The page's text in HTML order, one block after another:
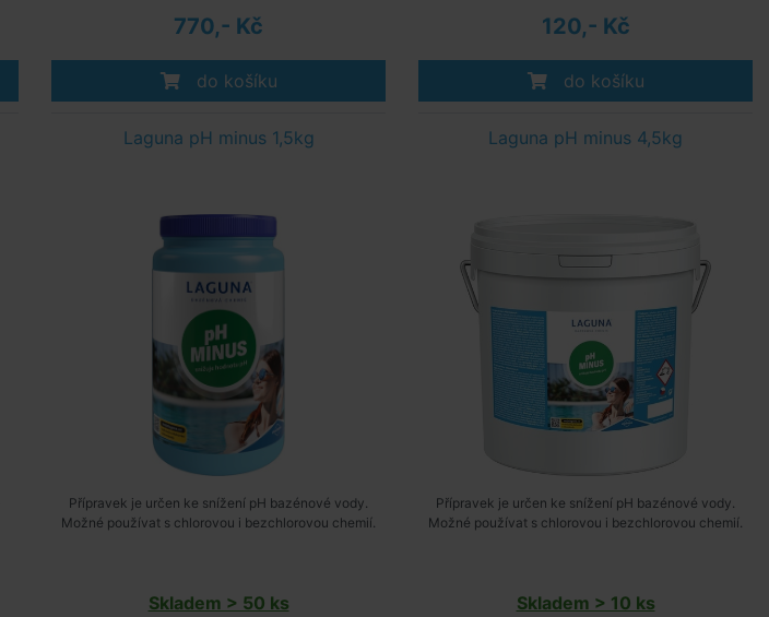
770,- Kč
do košíku
120,- Kč
do košíku
Laguna pH minus 1,5kg
Přípravek je určen ke snížení pH bazénové vody.
Možné používat s chlorovou i bezchlorovou chemií.
Skladem > 50 ks
Laguna pH minus 4,5kg
Přípravek je určen ke snížení pH bazénové vody.
Možné používat s chlorovou i bezchlorovou chemií.
Skladem > 10 ks